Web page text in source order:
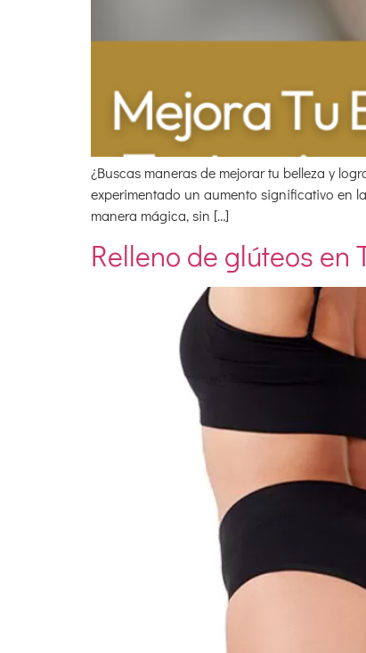
¿Buscas maneras de mejorar tu belleza y
experimentado un aumento significativo en
manera mágica, sin […]
Relleno de glúteos en